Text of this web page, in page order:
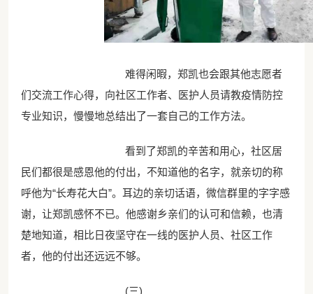
难得闲暇，郑凯也会跟其他志愿者
们交流工作心得，向社区工作者、医护人员请教疫情防控
专业知识，慢慢地总结出了一套自己的工作方法。
看到了郑凯的辛苦和用心，社区居
民们都很是感恩他的付出，不知道他的名字，就亲切的称
呼他为“长寿花大白”。耳边的亲切话语，微信群里的字字感
谢，让郑凯感怀不已。他感谢乡亲们的认可和信赖，也清
楚地知道，相比日夜坚守在一线的医护人员、社区工作
者，他的付出还远远不够。
(三)